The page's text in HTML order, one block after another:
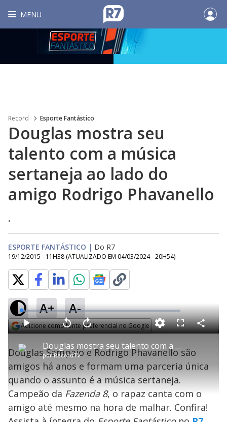
MENU
Record Esporte Fantástico
Douglas mostra seu
talento com a música
sertaneja ao lado do
amigo Rodrigo Phavanello
.
ESPORTE FANTÁSTICO | Do R7
19/12/2015 - 11H38 (ATUALIZADO EM 04/03/2024 - 20H54)
A+ A-
Adicione como fonte preferencial no Google
P
l
a
Douglas mostra seu talento com a música sertaneja ao lado do amigo Rodrigo Phavanello
porRecordTV
P V
t
a
r
0
e
g
n
d
s
A
n
1
s
e
u
n
o
s
L
o
a
d
e
:
2
.
5
9
%
F
s
c
e
C
o
i
l
Douglas Sampaio e Rodrigo Phavanello são
amigos há anos e formam uma parceria única
quando o assunto é a música sertaneja.
Campeão da Fazenda 8, o rapaz canta com o
amigo até mesmo na hora de malhar. Confira!